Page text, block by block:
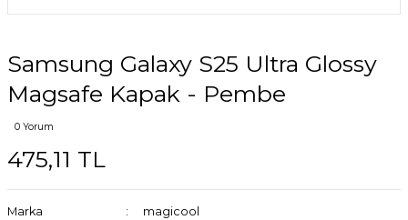
Samsung Galaxy S25 Ultra Glossy
Magsafe Kapak - Pembe
0 Yorum
475,11 TL
Marka
magicool